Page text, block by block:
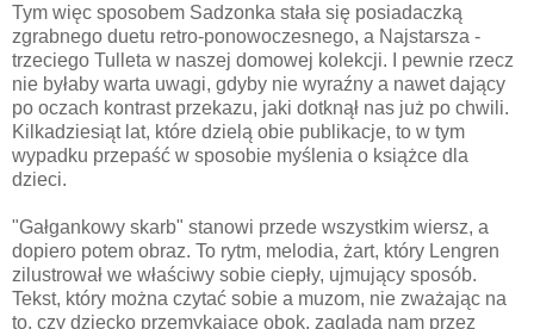
Tym więc sposobem Sadzonka stała się posiadaczką
zgrabnego duetu retro-ponowoczesnego, a Najstarsza -
trzeciego Tulleta w naszej domowej kolekcji. I pewnie rzecz
nie byłaby warta uwagi, gdyby nie wyraźny a nawet dający
po oczach kontrast przekazu, jaki dotknął nas już po chwili.
Kilkadziesiąt lat, które dzielą obie publikacje, to w tym
wypadku przepaść w sposobie myślenia o książce dla
dzieci.
"Gałgankowy skarb" stanowi przede wszystkim wiersz, a
dopiero potem obraz. To rytm, melodia, żart, który Lengren
zilustrował we właściwy sobie ciepły, ujmujący sposób.
Tekst, który można czytać sobie a muzom, nie zważając na
to, czy dziecko przemykające obok, zagląda nam przez